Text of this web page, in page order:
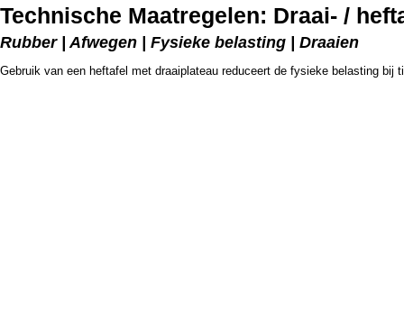
Technische Maatregelen: Draai- /
Rubber | Afwegen | Fysieke belasting | Draaien
Gebruik van een heftafel met draaiplateau reduceert de fysieke belasting bij